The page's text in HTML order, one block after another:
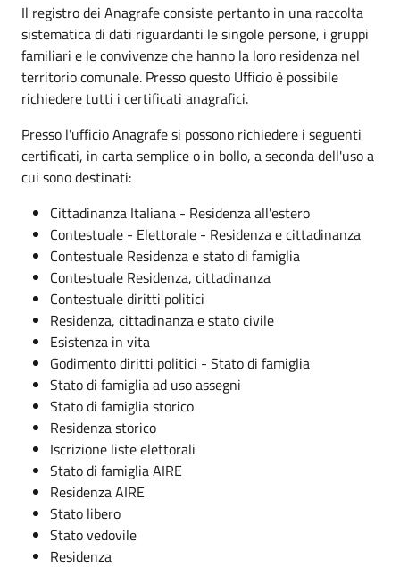
Il registro dei Anagrafe consiste pertanto in una raccolta
sistematica di dati riguardanti le singole persone, i gruppi
familiari e le convivenze che hanno la loro residenza nel
territorio comunale. Presso questo Ufficio è possibile
richiedere tutti i certificati anagrafici.
Presso l'ufficio Anagrafe si possono richiedere i seguenti
certificati, in carta semplice o in bollo, a seconda dell'uso a
cui sono destinati:
Cittadinanza Italiana - Residenza all'estero
Contestuale - Elettorale - Residenza e cittadinanza
Contestuale Residenza e stato di famiglia
Contestuale Residenza, cittadinanza
Contestuale diritti politici
Residenza, cittadinanza e stato civile
Esistenza in vita
Godimento diritti politici - Stato di famiglia
Stato di famiglia ad uso assegni
Stato di famiglia storico
Residenza storico
Iscrizione liste elettorali
Stato di famiglia AIRE
Residenza AIRE
Stato libero
Stato vedovile
Residenza